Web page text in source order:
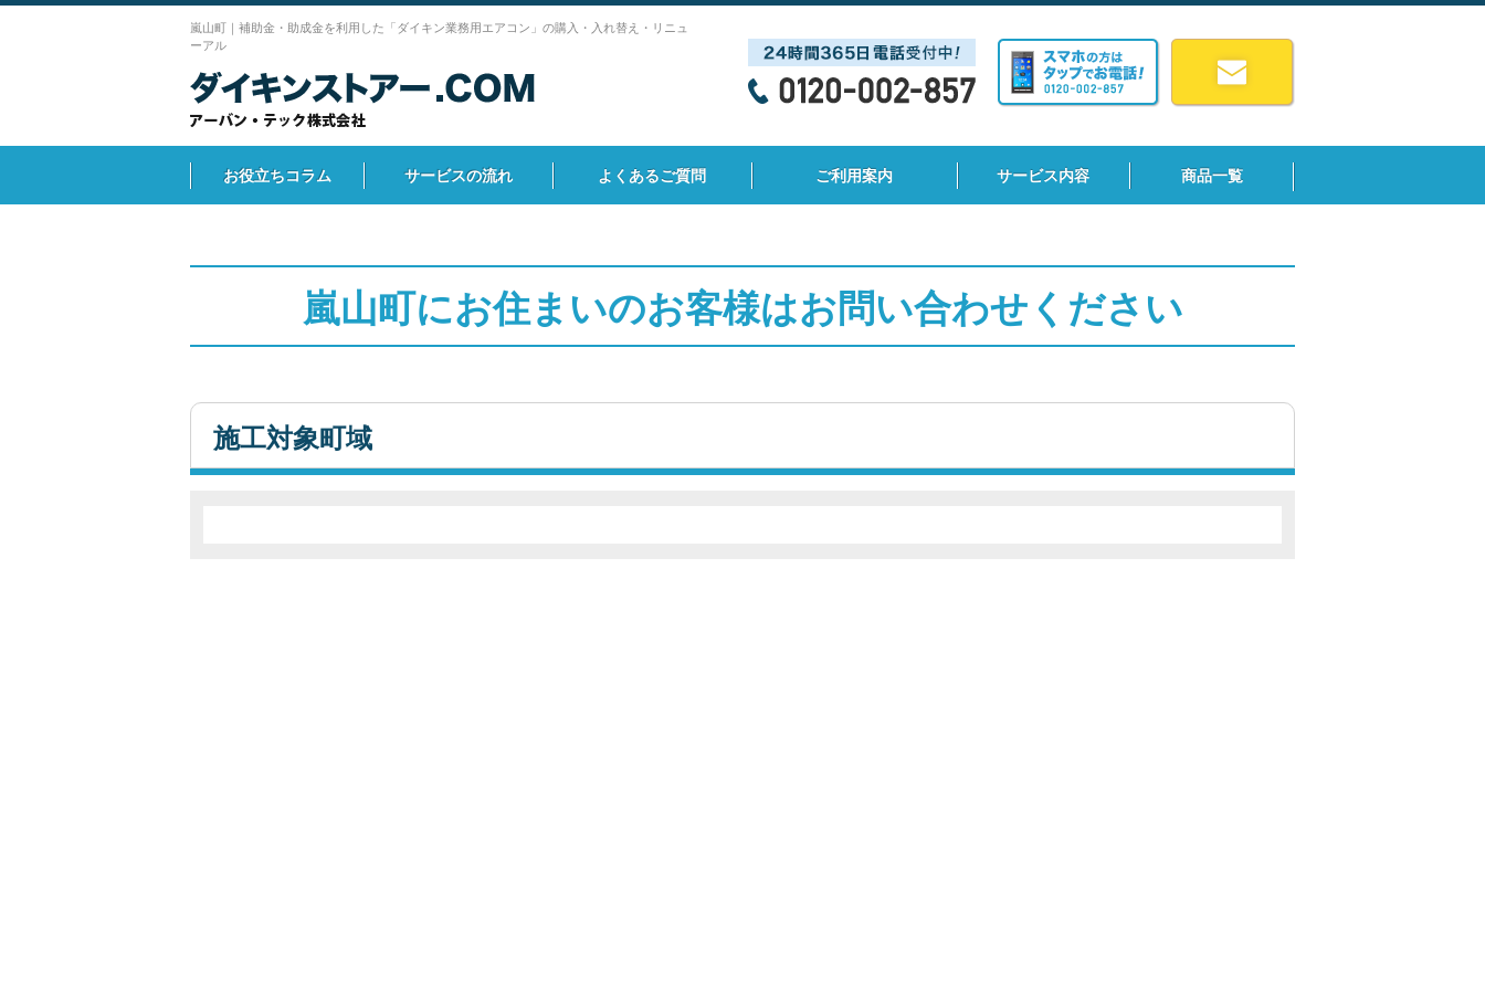
嵐山町｜補助金・助成金を利用した「ダイキン業務用エアコン」の購入・入れ替え・リニュ
ーアル
お役立ちコラム サービスの流れ よくあるご質問 ご利用案内 サービス内容 商品一覧
嵐山町にお住まいのお客様はお問い合わせください
施工対象町域